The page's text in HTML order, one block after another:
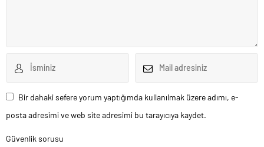
Bir dahaki sefere yorum yaptığımda kullanılmak üzere adımı, e-
posta adresimi ve web site adresimi bu tarayıcıya kaydet.
Güvenlik sorusu